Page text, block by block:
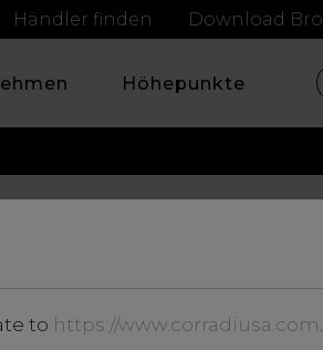
to https://www.corradiusa.com.
Händler finden Download
Höhepunkte